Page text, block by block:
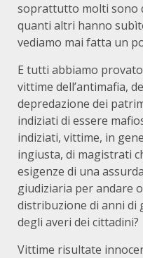
soprattutto molti sono
quanti altri hanno
vediamo mai fatta un
E tutti abbiamo
vittime dell’antimafia,
depredazione dei
indiziati di essere
indiziati, vittime, in
ingiusta, di magistrati
esigenze di una
giudiziaria per andare
distribuzione di anni di
degli averi dei cittadini?
Vittime risultate